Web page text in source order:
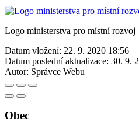
Logo ministerstva pro místní rozvoj
Datum vložení: 22. 9. 2020 18:56
Datum poslední aktualizace: 30. 9.
Autor: Správce Webu
Obec